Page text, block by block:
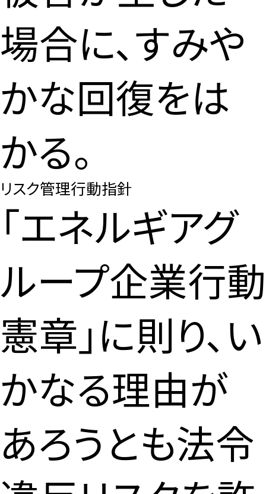
場合に、すみや
かな回復をは
かる。
リスク管理行動指針
「エネルギアグ
ループ企業行動
憲章」に則り、い
かなる理由が
あろうとも法令